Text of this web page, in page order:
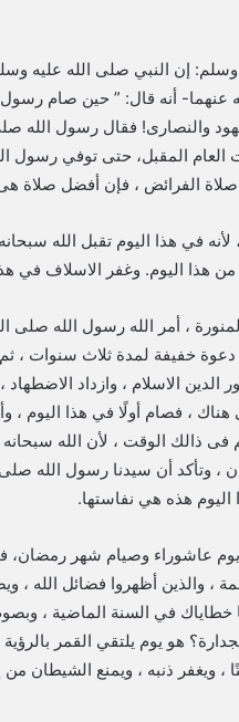
إن النبي صلى الله عليه
أنه قال: ” حين صام رسول
والنصارى! فقال رسول الله
العام المقبل، حتى توفي
الفرائض ، فإن أفضل صلاة هى
في هذا اليوم تقبل الله
هذا اليوم. وغفر الاسلاف في
، أمر الله رسول الله صلى
دعوة خفيفة لمدة ثلاث سنوات ،
الاسلام ، وازداد الاضطهاد ،
، فصام أولًا في هذا اليوم ،
ذالك الوقت ، لأن الله سبحانه
، وتأكد أن سيدنا رسول الله صلى
اليوم هذه هي نفاستها.
عاشوراء وصيام شهر رمضان،
، والذين أظهروا فضائل الله
خطاياك في السنة الماضية ،
هو يوم يلتقي القمر
، ويغفر ذنبه ، ويمنع الشيطان